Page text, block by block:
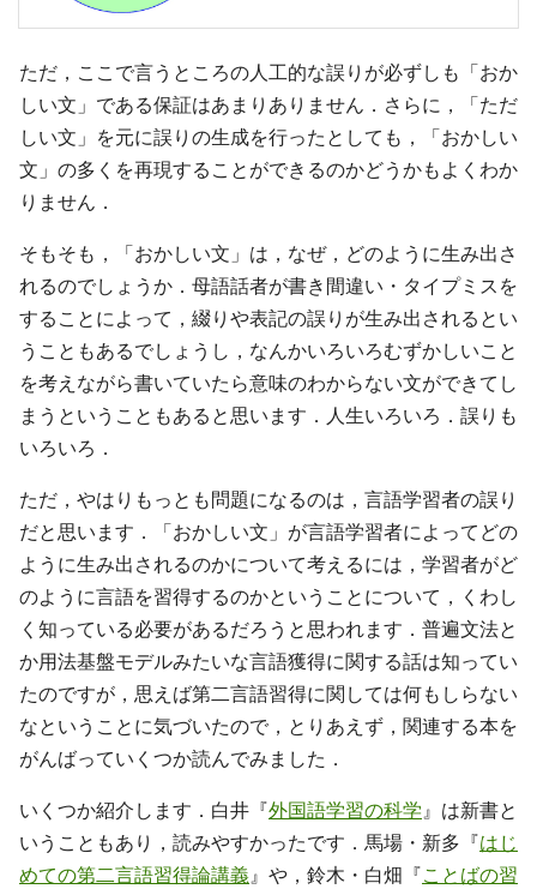
ただ，ここで言うところの人工的な誤りが必ずしも「おか
しい文」である保証はあまりありません．さらに，「ただ
しい文」を元に誤りの生成を行ったとしても，「おかしい
文」の多くを再現することができるのかどうかもよくわか
りません．
そもそも，「おかしい文」は，なぜ，どのように生み出さ
れるのでしょうか．母語話者が書き間違い・タイプミスを
することによって，綴りや表記の誤りが生み出されるとい
うこともあるでしょうし，なんかいろいろむずかしいこと
を考えながら書いていたら意味のわからない文ができてし
まうということもあると思います．人生いろいろ．誤りも
いろいろ．
ただ，やはりもっとも問題になるのは，言語学習者の誤り
だと思います．「おかしい文」が言語学習者によってどの
ように生み出されるのかについて考えるには，学習者がど
のように言語を習得するのかということについて，くわし
く知っている必要があるだろうと思われます．普遍文法と
か用法基盤モデルみたいな言語獲得に関する話は知ってい
たのですが，思えば第二言語習得に関しては何もしらない
なということに気づいたので，とりあえず，関連する本を
がんばっていくつか読んでみました．
いくつか紹介します．白井『外国語学習の科学』は新書と
いうこともあり，読みやすかったです．馬場・新多『はじ
めての第二言語習得論講義』や，鈴木・白畑『ことばの習